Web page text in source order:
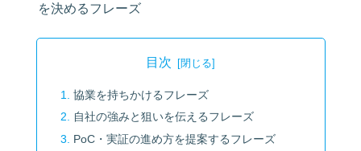
を決めるフレーズ
目次
協業を持ちかけるフレーズ
自社の強みと狙いを伝えるフレーズ
PoC・実証の進め方を提案するフレーズ